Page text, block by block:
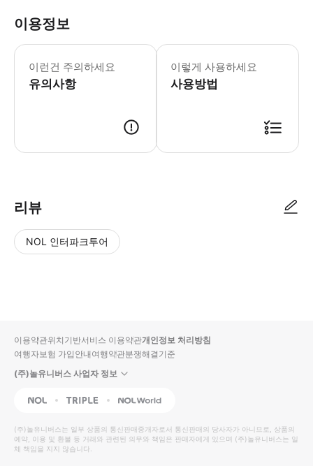
이용정보
이런건 주의하세요
유의사항
* 아동 기모노는 신장 85~130cm용으
이렇게 사용하세요
사용방법
리뷰
NOL 인터파크투어
입니
다.
높
은
순
사
동
영
상
순
상
이용약관위치기반서비스 이용약관개인정보 처리방침
여행자보험 가입안내여행약관분쟁해결기준
(주)놀유니버스 사업자 정보
NOL Triple Interpark Global
(주)놀유니버스는 일부 상품의 통신판매중개자로서 통신판매의 당사자가 아니므로, 상품의
예약, 이용 및 환불 등 거래와 관련된 의무와 책임은 판매자에게 있으며 (주)놀유니버스는 일
체 책임을 지지 않습니다.